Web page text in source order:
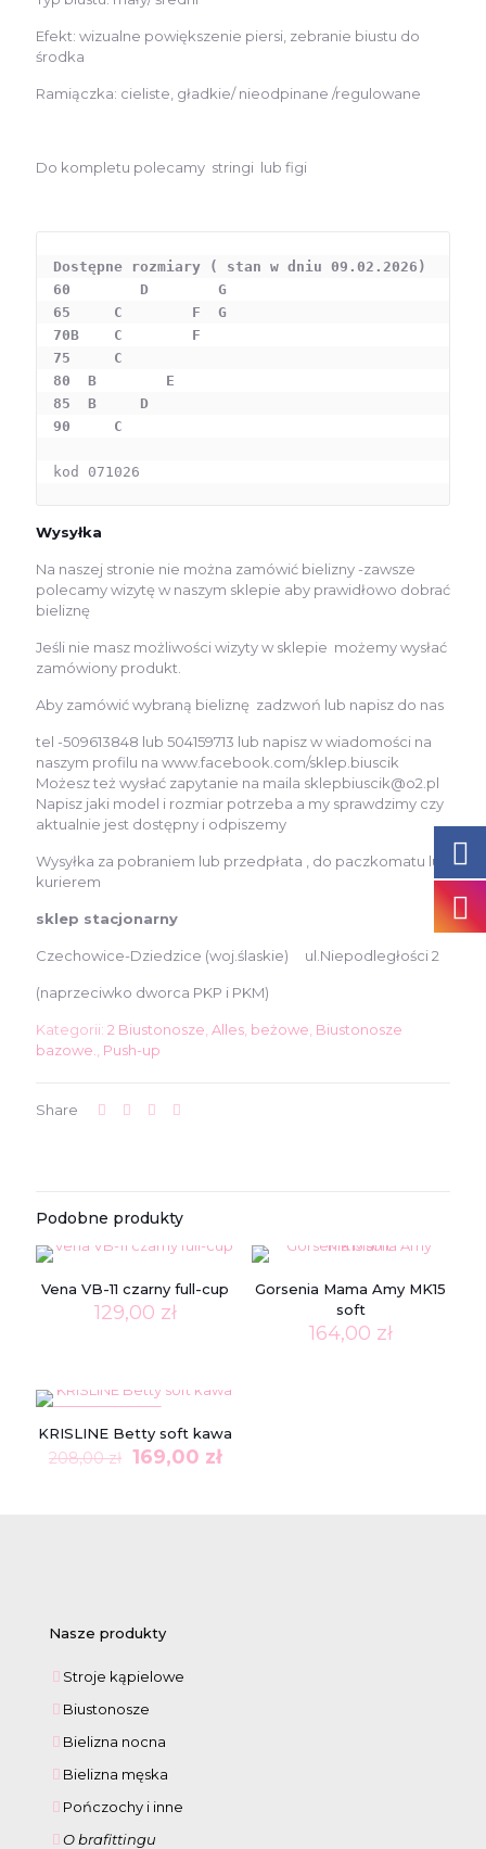
Efekt: wizualne powiększenie piersi, zebranie biustu do
środka
Ramiączka: cieliste, gładkie/ nieodpinane /regulowane
Do kompletu polecamy stringi lub figi
Dostępne rozmiary ( stan w dniu 09.02.2026)
60        D        G
65     C        F  G
70B    C        F
75     C
80  B        E
85  B     D
90     C
kod 071026
Wysyłka
Na naszej stronie nie można zamówić bielizny -zawsze
polecamy wizytę w naszym sklepie aby prawidłowo dobrać
bieliznę
Jeśli nie masz możliwości wizyty w sklepie możemy wysłać
zamówiony produkt.
Aby zamówić wybraną bieliznę zadzwoń lub napisz do nas
tel -509613848 lub 504159713 lub napisz w wiadomości na
naszym profilu na www.facebook.com/sklep.biuscik
Możesz też wysłać zapytanie na maila sklepbiuscik@o2.pl
Napisz jaki model i rozmiar potrzeba a my sprawdzimy czy
aktualnie jest dostępny i odpiszemy
Wysyłka za pobraniem lub przedpłata , do paczkomatu lub
kurierem
sklep stacjonarny
Czechowice-Dziedzice (woj.ślaskie) ul.Niepodległości 2
(naprzeciwko dworca PKP i PKM)
Kategorii: 2 Biustonosze Alles beżowe Biustonosze
bazowe.
Push-up
Share
Podobne produkty
Vena VB-11 czarny full-cup
129,00 zł
Gorsenia Mama Amy MK15
soft
164,00 zł
KRISLINE Betty soft kawa
208,00zł Pierwotna
169,00 złAktualna
Nasze produkty
Stroje kąpielowe
Biustonosze
Bielizna nocna
Bielizna męska
Pończochy i inne
O brafittingu